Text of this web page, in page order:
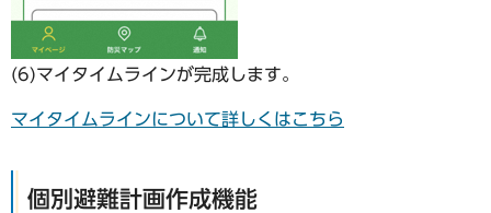
(6)マイタイムラインが完成します。
マイタイムラインについて詳しくはこちら
個別避難計画作成機能